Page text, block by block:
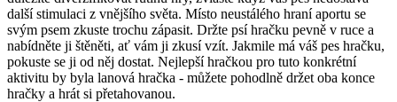
další stimulaci z vnějšího světa. Místo neustálého hraní aportu se
svým psem zkuste trochu zápasit. Držte psí hračku pevně v ruce a
nabídněte ji štěněti, ať vám ji zkusí vzít. Jakmile má váš pes hračku,
pokuste se ji od něj dostat. Nejlepší hračkou pro tuto konkrétní
aktivitu by byla lanová hračka - můžete pohodlně držet oba konce
hračky a hrát si přetahovanou.